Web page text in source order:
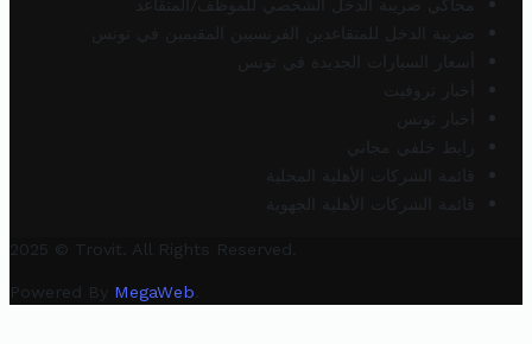
محاكي ضريبة الدخل الشخصي للموظف/المتقاعد
ضريبة الدخل للمتقاعدين الفرنسيين المقيمين في تونس
أسعار السيارات الجديدة في تونس
أخبار تروفيت
أخبار تونس
رابط خلفي مجاني
قائمة الشركات الأهلية المحلية
قائمة الشركات الأهلية الجهوية
2025 © Trovit. All Rights Reserved.
Powered By MegaWeb